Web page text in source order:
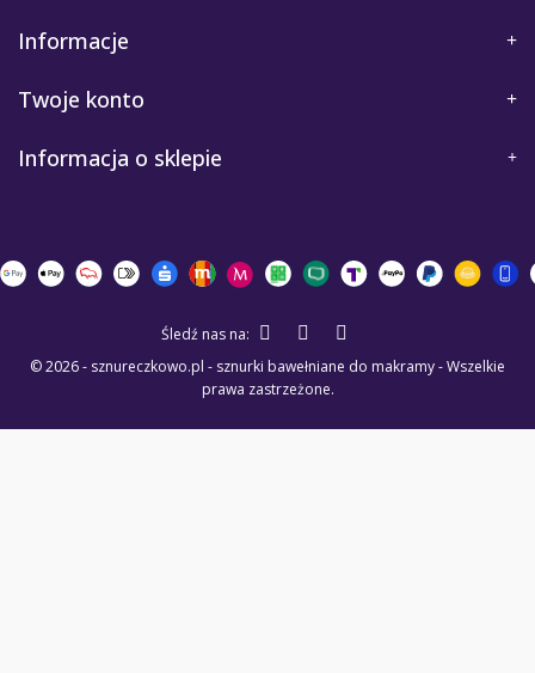
Informacje
Twoje konto
Informacja o sklepie
© 2026 - sznureczkowo.pl - sznurki bawełniane do makramy - Wszelkie
prawa zastrzeżone.
Śledź nas na: